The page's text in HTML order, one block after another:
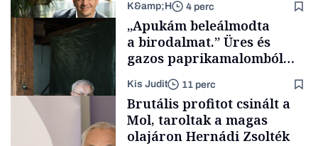
Makro
TÁMOGATÓI
TARTALOM
K&amp;H 4 perc
„Apukám beleálmodta
a birodalmat.” Üres és
gazos paprikamalomból
lett az igazi családi
fűszersztori
Kis Judit 11 perc
Brutális profitot csinált a
Mol, taroltak a magas
olajáron Hernádi Zsolték